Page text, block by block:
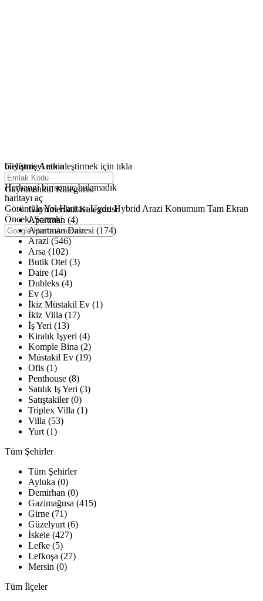
büyütmeyi etkinleştirmek için tıkla
Haritalar yükleniyor
Herhangi bir sonuç bulamadık
haritayı aç
GörüntüleYol Haritası Uydu Hybrid Arazi Konumum Tam Ekran
Önceki Sonraki
Gelişmiş Arama
Gayrimenkul Kategorisi
Gayrimenkul Kategorisi
Apartman (4)
Apartman Dairesi (174)
Arazi (546)
Arsa (102)
Butik Otel (3)
Daire (14)
Dubleks (4)
Ev (3)
İkiz Müstakil Ev (1)
İkiz Villa (17)
İş Yeri (13)
Kiralık İşyeri (4)
Komple Bina (2)
Müstakil Ev (19)
Ofis (1)
Penthouse (8)
Satılık Iş Yeri (3)
Satıştakiler (0)
Triplex Villa (1)
Villa (53)
Yurt (1)
Tüm Şehirler
Tüm Şehirler
Ayluka (0)
Demirhan (0)
Gazimağusa (415)
Girne (71)
Güzelyurt (6)
İskele (427)
Lefke (5)
Lefkoşa (27)
Mersin (0)
Tüm İlçeler